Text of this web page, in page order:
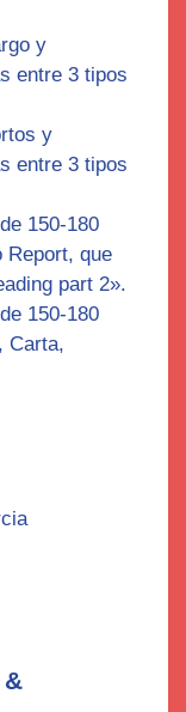
y
entre 3 tipos
y
entre 3 tipos
150-180
Report, que
part 2».
150-180
Carta,
&